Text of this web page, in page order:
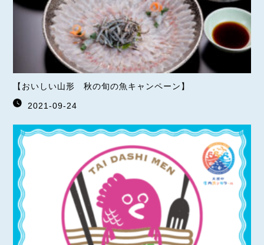
【おいしい山形 秋の旬の魚キャンペーン】
2021-09-24